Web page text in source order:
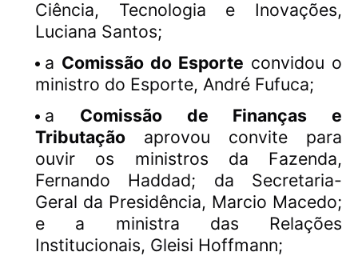
Ciência, Tecnologia e Inovações,
Luciana Santos;
a Comissão do Esporte convidou o
ministro do Esporte, André Fufuca;
a Comissão de Finanças e
Tributação aprovou convite para
ouvir os ministros da Fazenda,
Fernando Haddad; da Secretaria-
Geral da Presidência, Marcio Macedo;
e a ministra das Relações
Institucionais, Gleisi Hoffmann;